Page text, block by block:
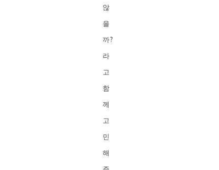
않
을
까?
라
고
함
께
고
민
해